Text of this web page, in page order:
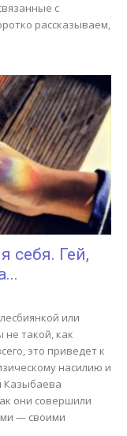
с
рассказываем,
себя. Гей,
или
не такой, как
это приведет к
насилию и
Казыбаева
они совершили
— своими